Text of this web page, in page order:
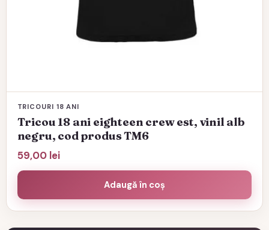
TRICOURI 18 ANI
Tricou 18 ani eighteen crew est, vinil alb
negru, cod produs TM6
59,00 lei
Adaugă în coș